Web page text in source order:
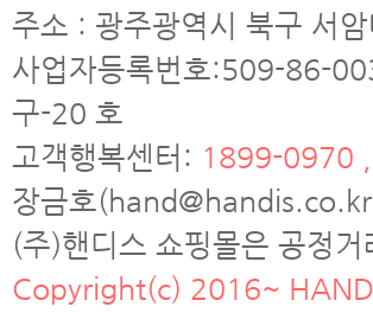
주소 : 광주광역시 북구 서
사업자등록번호:509-86-
구-20 호
고객행복센터: 1899-0970
장금호
(주)핸디스 쇼핑몰은 공정
Copyright(c) 2016~